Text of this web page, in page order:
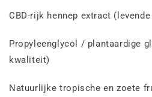
CBD-rijk hennep extract
Propyleenglycol / plantaardige
kwaliteit)
Natuurlijke tropische en zoete